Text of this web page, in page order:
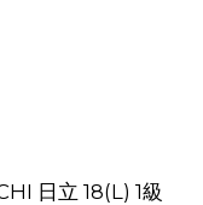
日立 18(L) 1級